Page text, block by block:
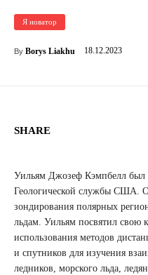
Я новатор
By Borys Liakhu 18.12.2023
SHARE
Уильям Джозеф Кэмпбелл был
Геологической службы США.
зондирования полярных
льдам. Уильям посвятил свою
использования методов
и спутников для изучения
ледников, морского льда,